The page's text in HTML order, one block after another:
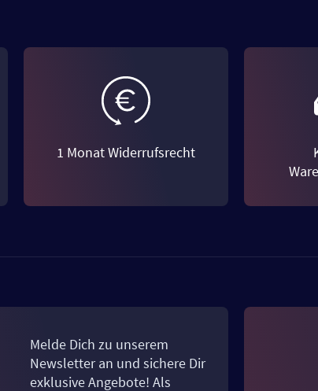
1 Monat Widerrufsrecht
Melde Dich zu unserem
Newsletter an und sichere Dir
exklusive Angebote! Als